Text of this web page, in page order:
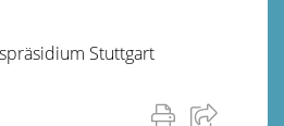
Stuttgart